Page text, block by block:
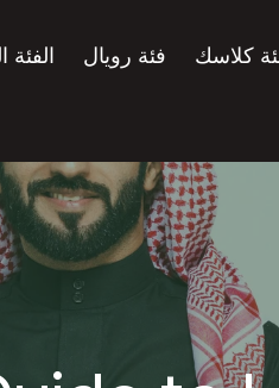
الفئة فئة رويال كلاسك